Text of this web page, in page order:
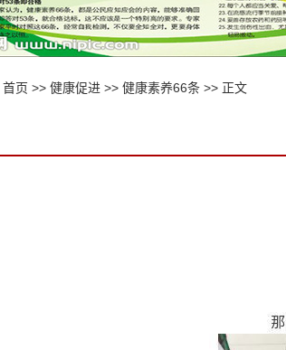
首页 >> 健康促进 >> 健康素养66条 >> 正文